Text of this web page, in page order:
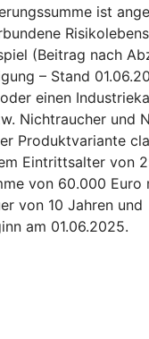
ist
(Beitrag nach
– Stand
einen
Nichtraucher und
Produktvariante
Eintrittsalter von
von 60.000 Euro
von 10 Jahren und
am 01.06.2025.